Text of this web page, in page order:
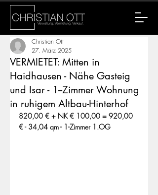
VERMIETET: Mitten in
Haidhausen - Nähe Gasteig
und Isar - 1--Zimmer Wohnung
in ruhigem Altbau-Hinterhof
Christian Ott
27. März 2025
820,00 € + NK € 100,00 = 920,00
€ - 34,04 qm - 1-Zimmer 1.OG